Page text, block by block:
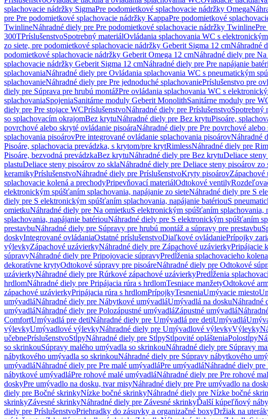
splachovacie nádržky SigmaPre podomietkové splachovacie nádržky Omega
pre Pre podomietkové splachovacie nádržky KappaPre podomietkové
TwinlineNáhradné diely pre Pre podomietkové splachovacie nádržky Twinline
300TPríslušenstvoSpotrebný materiálOvládania splachovania WC s
zo siete, pre podomietkové splachovacie nádržky Geberit Sigma 12 cmNáhradné
podomietkové splachovacie nádržky Geberit Omega 12 cmNáhradné diely pre
splachovacie nádržky Geberit Sigma 12 cmNáhradné diely pre Pre napájanie
splachovaniaNáhradné diely pre Ovládania splachovania WC s pneumatickým
splachovanieNáhradné diely pre Pre jednoduché splachovaniePríslušenstvo pre
diely pre Súprava pre hrubú montážPre ovládania splachovania WC s
splachovaniaSpojeniaSanitárne moduly Geberit MonolithSanitárne moduly pre
diely pre Pre stojace WCPríslušenstvoNáhradné diely pre PríslušenstvoSpotrebný
so splachovacím okrajomBez krytuNáhradné diely pre Bez krytuPisoáre,
povrchové alebo skryté ovládanie pisoáraNáhradné diely pre Pre povrchové alebo
splachovania pisoárovPre integrované ovládanie splachovania pisoárovNáhradné
Pisoáre, splachovacia prevádzka, s krytom/pre krytRimlessNáhradné diely pre
Pisoáre, bezvodná prevádzkaBez krytuNáhradné diely pre Bez krytuDeliace
plastuDeliace steny pisoárov zo sklaNáhradné diely pre Deliace steny pisoárov zo
keramikyPríslušenstvoNáhradné diely pre PríslušenstvoKryty pisoárovZápachové
splachovacie kolená a prechodyPripevňovací materiálOdtokové ventily
elektronickým spúšťaním splachovania, napájanie zo sieteNáhradné diely pre S
diely pre S elektronickým spúšťaním splachovania, napájanie batériouS
omietkuNáhradné diely pre Na omietkuS elektronickým spúšťaním splachovania,
splachovania, napájanie batériouNáhradné diely pre S elektronickým spúšťaním
prestavbuNáhradné diely pre Súpravy pre hrubú montáž a súpravy pre prestavbu
doskyIntegrované ovládaniaOstatné príslušenstvoDiaľkové ovládaniePrípojky
výlevkyZápachové uzávierkyNáhradné diely pre Zápachové uzávierkyPripájacie
súpravyNáhradné diely pre Pripojovacie súpravyPredĺženia splachovacieho kolena
dekoratívne krytyOdtokové súpravy pre pisoáreNáhradné diely pre Odtokové
uzávierkyNáhradné diely pre Rúrkové zápachové uzávierkyPredĺženia
hrdlomNáhradné diely pre Pripájacia rúra s hrdlomTesniace manžetyOdtokové
zápachové uzávierkyPripájacia rúra s hrdlomPrípojkyTesneniaUmývacie miesto
umývadláNáhradné diely pre Nábytkové umývadláUmývadlá na doskuNáhradné
umývadláNáhradné diely pre Polozápustné umývadláZápustné umývadlá
ComfortUmývadlá pre detiNáhradné diely pre Umývadlá pre detiUmývadlá
výlevkyUmývadlové výlevkyNáhradné diely pre Umývadlové výlevkyVýlevky
učebnePríslušenstvoStĺpyNáhradné diely pre StĺpyStĺpovité oplášteniaPolostĺpy
so skrinkouSúpravy malého umývadla so skrinkouNáhradné diely pre Súpravy
nábytkového umývadla so skrinkouNáhradné diely pre Súpravy nábytkového
umývadláNáhradné diely pre Pre malé umývadláPre umývadláNáhradné diely pre
nábytkové umývadláPre rohové malé umývadláNáhradné diely pre Pre rohové
doskyPre umývadlo na dosku, tvar misyNáhradné diely pre Pre umývadlo na
diely pre Bočné skrinkyNízke bočné skrinkyNáhradné diely pre Nízke bočné
skrinkyZávesné skrinkyNáhradné diely pre Závesné skrinkyĎalší kúpeľňový
diely pre PríslušenstvoPriehradky do zásuvky a organizačné boxyDržiak na